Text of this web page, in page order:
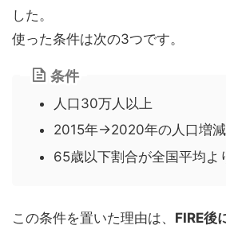
した。
使った条件は次の3つです。
条件
人口30万人以上
2015年→2020年の人口増
65歳以下割合が全国平均よ
この条件を置いた理由は、 FIRE後